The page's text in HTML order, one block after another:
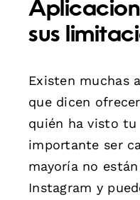
sus
Existen muchas
que dicen
quién ha visto
importante ser
mayoría no
Instagram y